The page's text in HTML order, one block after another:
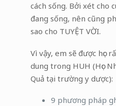
cách sống. Bởi xét cho
đang sống, nên cũng
sao cho TUYỆT VỜI.
Vì vậy, em sẽ được học
dung trong HUH (Học
Quả tại trường y dược):
9 phương pháp